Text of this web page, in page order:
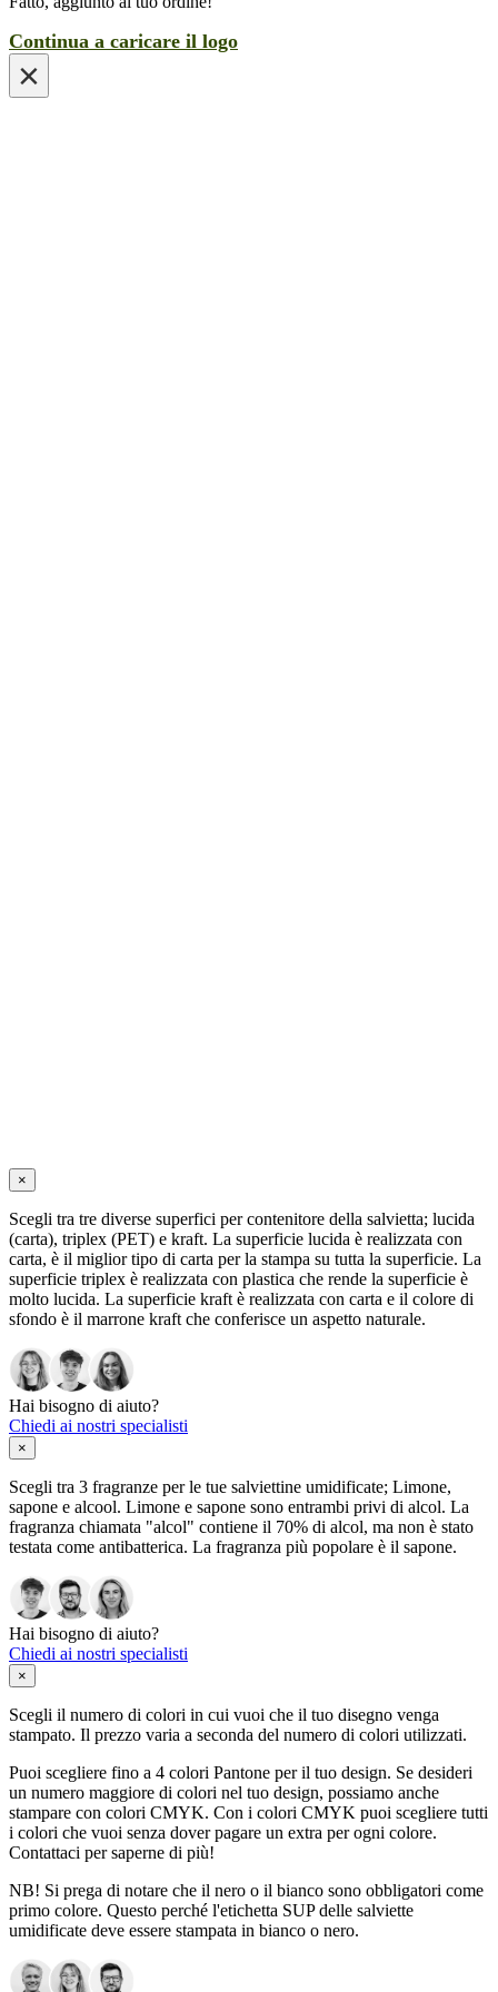
Continua a caricare il logo
×
×
Scegli tra tre diverse superfici per contenitore della salvietta; lucida
(carta), triplex (PET) e kraft. La superficie lucida è realizzata con
carta, è il miglior tipo di carta per la stampa su tutta la superficie. La
superficie triplex è realizzata con plastica che rende la superficie è
molto lucida. La superficie kraft è realizzata con carta e il colore di
sfondo è il marrone kraft che conferisce un aspetto naturale.
Hai bisogno di aiuto?
Chiedi ai nostri specialisti
×
Scegli tra 3 fragranze per le tue salviettine umidificate; Limone,
sapone e alcool. Limone e sapone sono entrambi privi di alcol. La
fragranza chiamata "alcol" contiene il 70% di alcol, ma non è stato
testata come antibatterica. La fragranza più popolare è il sapone.
Hai bisogno di aiuto?
Chiedi ai nostri specialisti
×
Scegli il numero di colori in cui vuoi che il tuo disegno venga
stampato. Il prezzo varia a seconda del numero di colori utilizzati.
Puoi scegliere fino a 4 colori Pantone per il tuo design. Se desideri
un numero maggiore di colori nel tuo design, possiamo anche
stampare con colori CMYK. Con i colori CMYK puoi scegliere tutti
i colori che vuoi senza dover pagare un extra per ogni colore.
Contattaci per saperne di più!
NB! Si prega di notare che il nero o il bianco sono obbligatori come
primo colore. Questo perché l'etichetta SUP delle salviette
umidificate deve essere stampata in bianco o nero.